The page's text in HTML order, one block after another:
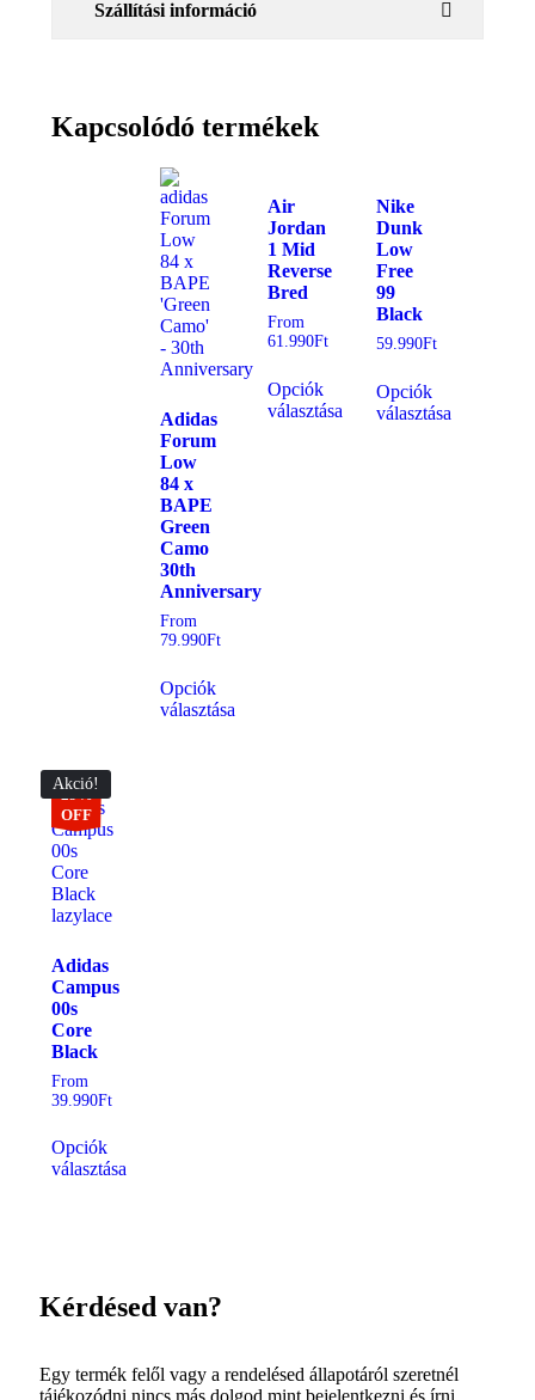
Szállítási információ
Kapcsolódó termékek
Adidas
Forum
Low
84 x
BAPE
Green
Camo
30th
Anniversary
From
79.990Ft
Opciók
választása
Air
Jordan
1 Mid
Reverse
Bred
From
61.990Ft
Opciók
választása
Nike
Dunk
Low
Free
99
Black
59.990Ft
Opciók
választása
29%
OFF
Akció!
Adidas
Campus
00s
Core
Black
From
39.990Ft
Opciók
választása
Kérdésed van?
Egy termék felől vagy a rendelésed állapotáról szeretnél